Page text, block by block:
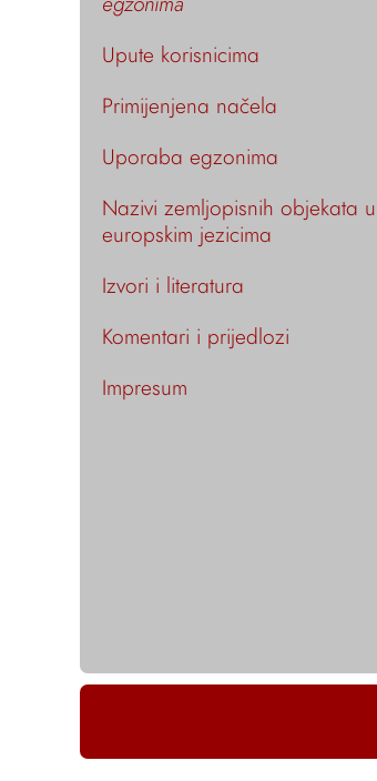
Upute korisnicima
Primijenjena načela
Uporaba egzonima
Nazivi zemljopisnih objekata u
europskim jezicima
Izvori i literatura
Komentari i prijedlozi
Impresum